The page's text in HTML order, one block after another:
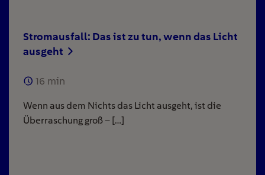
Stromausfall: Das ist zu tun, wenn das Licht
ausgeht
16 min
Wenn aus dem Nichts das Licht ausgeht, ist die
Überraschung groß – […]